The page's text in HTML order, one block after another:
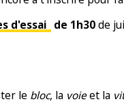
d'essai de 1h30de
le bloc, la voieet la